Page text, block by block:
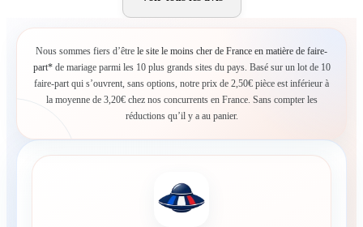
Nous sommes fiers d’être le site le moins cher de France en matière de faire-
part*de mariage parmi les 10 plus grands sites du pays. Basé sur un lot de 10
faire-part qui s’ouvrent, sans options, notre prix de 2,50€ pièce est inférieur à
la moyenne de 3,20€ chez nos concurrents en France. Sans compter les
réductions qu’il y a au panier.